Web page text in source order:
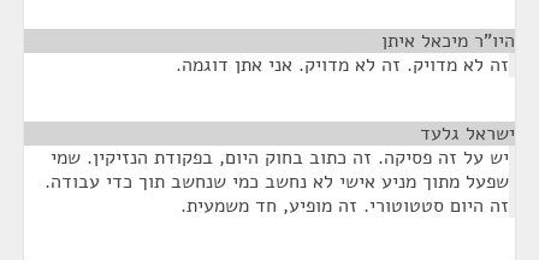
היו"ר מיכאל איתן
זה לא מדויק. זה לא מדויק. אני אתן דוגמה.
ישראל גלעד
יש על זה פסיקה. זה כתוב בחוק היום, בפקודת הנזיקין. שמי
שפעל מתוך מניע אישי לא נחשב כמי שנחשב תוך כדי עבודה.
זה היום סטטוטורי. זה מופיע, חד משמעית.